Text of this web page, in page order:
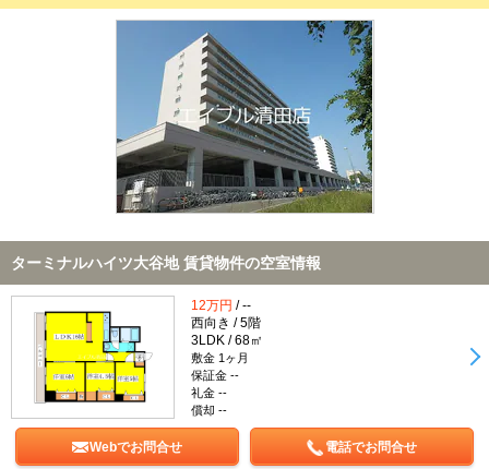
物件特集から
不動産会社から
TOP
ターミナルハイツ大谷地 賃貸物件の空室情報
12万円 / --
西向き / 5階
3LDK / 68㎡
敷金 1ヶ月
保証金 --
礼金 --
償却 --
Webでお問合せ 電話でお問合せ